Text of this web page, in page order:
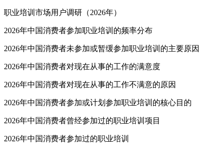
职业培训市场用户调研（2026年）
2026年中国消费者参加职业培训的频率分布
2026年中国消费者未参加或暂缓参加职业培训的主要原因
2026年中国消费者对现在从事的工作的满意度
2026年中国消费者对现在从事的工作不满意的原因
2026年中国消费者参加或计划参加职业培训的核心目的
2026年中国消费者曾经参加过的职业培训项目
2026年中国消费者参加过的职业培训